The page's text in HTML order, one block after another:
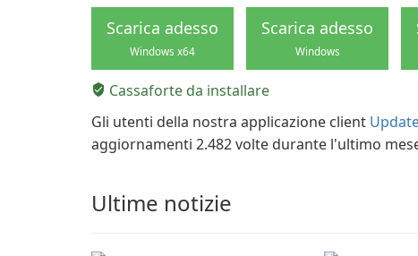
Scarica adesso
Windows x64
Scarica adesso
Windows
Cassaforte da installare
Gli utenti della nostra applicazione client
aggiornamenti 2.482 volte durante l'ultimo
Ultime notizie